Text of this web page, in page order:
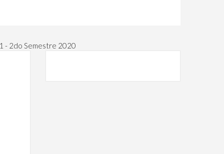
- 2do Semestre 2020